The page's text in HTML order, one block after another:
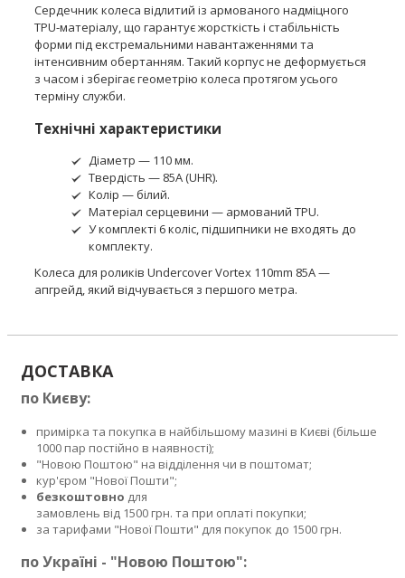
Сердечник колеса відлитий із армованого надміцного
TPU-матеріалу, що гарантує жорсткість і стабільність
форми під екстремальними навантаженнями та
інтенсивним обертанням. Такий корпус не деформується
з часом і зберігає геометрію колеса протягом усього
терміну служби.
Технічні характеристики
Діаметр — 110 мм.
Твердість — 85А (UHR).
Колір — білий.
Матеріал серцевини — армований TPU.
У комплекті 6 коліс, підшипники не входять до
комплекту.
Колеса для роликів Undercover Vortex 110mm 85A —
апгрейд, який відчувається з першого метра.
ДОСТАВКА
по Києву:
примірка та покупка в найбільшому мазині в Києві (більше
1000 пар постійно в наявності);
"Новою Поштою" на відділення чи в поштомат;
кур'єром "Нової Пошти";
безкоштовно для
замовлень від 1500 грн. та при оплаті покупки;
за тарифами "Нової Пошти" для покупок до 1500 грн.
по Україні - "Новою Поштою":